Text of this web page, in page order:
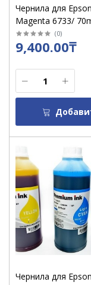
Чернила для
Magenta 6733/
(0)
9,400.00₸
Чернила для Epson